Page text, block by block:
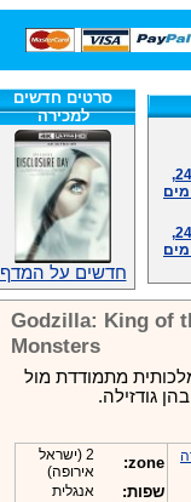
סרטים חדשים
למכירה
חדשים על המדף
Godzilla: King of
Monsters
מתמודדת מול
גודזילה.
zone:
2 (ישראל
אירופה)
שפות: אנגלית